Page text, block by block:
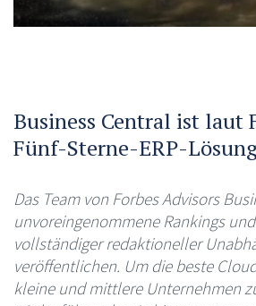
Business Central ist laut
Fünf-Sterne-ERP-
Das Team von Forbes Advisors
unvoreingenommene Rankings
vollständiger redaktioneller
veröffentlichen. Um die beste
kleine und mittlere Unternehmen